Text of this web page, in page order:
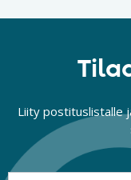
Liity postituslistalle